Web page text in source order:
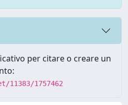
per citare o creare un
1757462